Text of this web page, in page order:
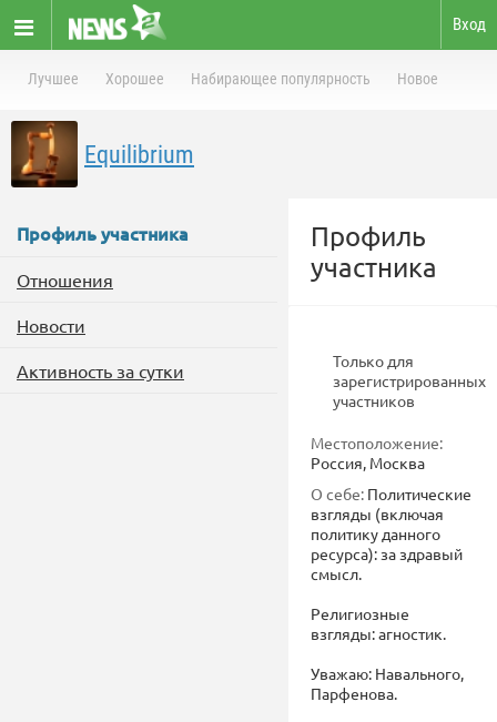
Вход
Лучшее Хорошее Набирающее популярность Новое
Equilibrium
Профиль участника
Отношения
Новости
Активность за сутки
Профиль
участника
Только для
зарегистрированных
участников
Местоположение:
Россия, Москва
О себе: Политические
взгляды (включая
политику данного
ресурса): за здравый
смысл.
Религиозные
взгляды: агностик.
Уважаю: Навального,
Парфенова.